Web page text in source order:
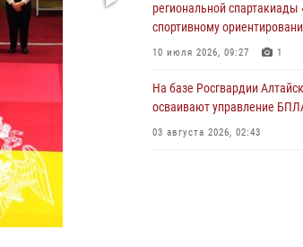
04 июля 2026, 11:09
Сотрудники Росгвардии
«Каникулы с Росгвардией»
03 июля 2026, 04:03
региональной
спортивному
10 июля 2026, 09:27 1
На базе Росгвардии
осваивают управление
03 августа 2026, 02:43